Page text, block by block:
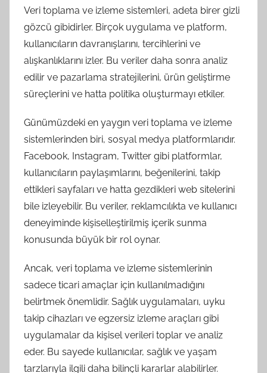
Veri toplama ve izleme sistemleri, adeta birer gizli
gözcü gibidirler. Birçok uygulama ve platform,
kullanıcıların davranışlarını, tercihlerini ve
alışkanlıklarını izler. Bu veriler daha sonra analiz
edilir ve pazarlama stratejilerini, ürün geliştirme
süreçlerini ve hatta politika oluşturmayı etkiler.
Günümüzdeki en yaygın veri toplama ve izleme
sistemlerinden biri, sosyal medya platformlarıdır.
Facebook, Instagram, Twitter gibi platformlar,
kullanıcıların paylaşımlarını, beğenilerini, takip
ettikleri sayfaları ve hatta gezdikleri web sitelerini
bile izleyebilir. Bu veriler, reklamcılıkta ve kullanıcı
deneyiminde kişiselleştirilmiş içerik sunma
konusunda büyük bir rol oynar.
Ancak, veri toplama ve izleme sistemlerinin
sadece ticari amaçlar için kullanılmadığını
belirtmek önemlidir. Sağlık uygulamaları, uyku
takip cihazları ve egzersiz izleme araçları gibi
uygulamalar da kişisel verileri toplar ve analiz
eder. Bu sayede kullanıcılar, sağlık ve yaşam
tarzlarıyla ilgili daha bilinçli kararlar alabilirler.